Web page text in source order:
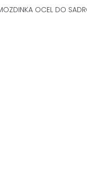
OCEL DO